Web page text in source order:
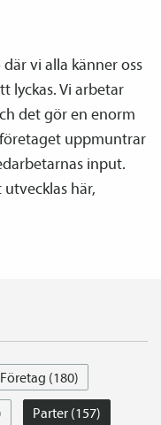
vi alla känner oss
lyckas. Vi arbetar
det gör en enorm
uppmuntrar
input.
här,
Företag (180)
Parter (157)